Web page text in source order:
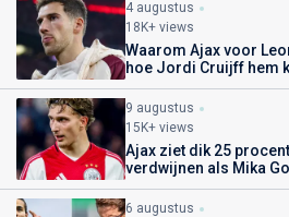
4 augustus
18K+ views
Waarom Ajax voor
hoe Jordi Cruijff hem
9 augustus
15K+ views
Ajax ziet dik 25
verdwijnen als Mika
6 augustus